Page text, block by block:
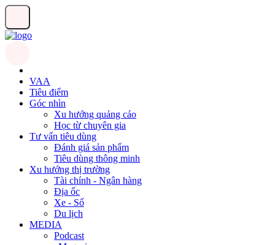
VAA
Tiêu điểm
Góc nhìn
Xu hướng quảng cáo
Học từ chuyên gia
Tư vấn tiêu dùng
Đánh giá sản phẩm
Tiêu dùng thông minh
Xu hướng thị trường
Tài chính - Ngân hàng
Địa ốc
Xe - Số
Du lịch
MEDIA
Podcast